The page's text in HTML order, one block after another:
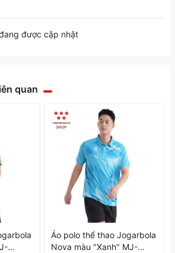
được cập nhật
quan
Áo polo thể thao Jogarbola
Nova màu "Xanh" MJ-